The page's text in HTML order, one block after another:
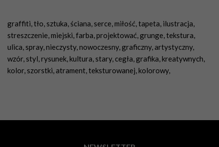
graffiti,tło, sztuka,ściana, serce,miłość,tapeta, ilustracja,
streszczenie,miejski,farba,projektować,grunge,tekstura,
ulica, spray,nieczysty,nowoczesny,graficzny,artystyczny,
wzór, styl,rysunek,kultura, stary, cegła,grafika,kreatywnych,
kolor, szorstki,atrament,teksturowanej,kolorowy,